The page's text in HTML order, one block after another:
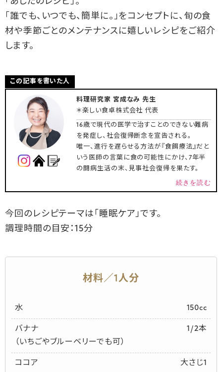
「誰でも、いつでも、簡単に。」をコンセプトに、旬の食
材や季節ごとのメンテナンスに嬉しいレシピをご紹介
します。
この記事を書いた人
料理研究家 宮成なみ 先生
＊楽しい食卓株式会社 代表
16歳で現代の医学で治すことのできない難病
を発症し、社会復帰断念を宣告される。
唯一、進行を遅らせる方法が『食餌療法』だと
いう医師の言葉に食の可能性にかけ、7年半
の闘病生活の末、見事社会復帰を果たす。
続きを読む
今回のレシピテーマは「睡眠ケア」です。
調理時間の目安：15分
材料／1人分
水 150cc
バナナ
（いちごやブルーベリーでも可）
1/2本
ココア 大さじ1